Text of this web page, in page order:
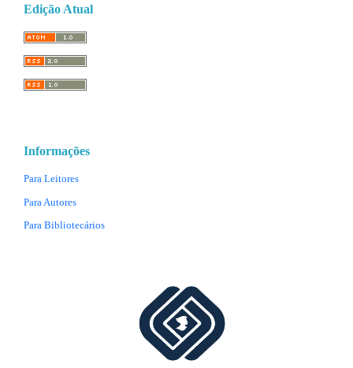
Edição Atual
Informações
Para Leitores
Para Autores
Para Bibliotecários